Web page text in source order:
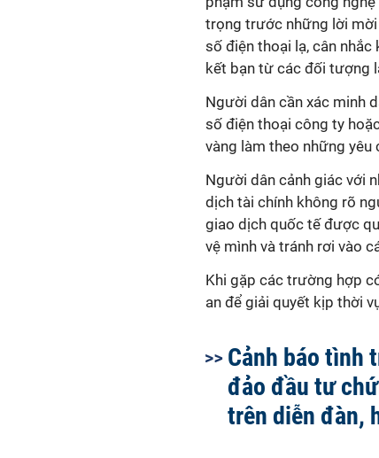
trọng trước những lời mời
số điện thoại lạ, cân
kết bạn từ các đối tượng
Người dân cần xác minh
số điện thoại công ty
vàng làm theo những
Người dân cảnh giác với
dịch tài chính không rõ
giao dịch quốc tế được
vệ mình và tránh rơi vào
Khi gặp các trường hợp
an để giải quyết kịp thời
Cảnh báo tình
đảo đầu tư
trên diễn đàn,